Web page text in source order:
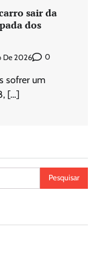
sair da
dos
De 2026 0
sofrer um
[…]